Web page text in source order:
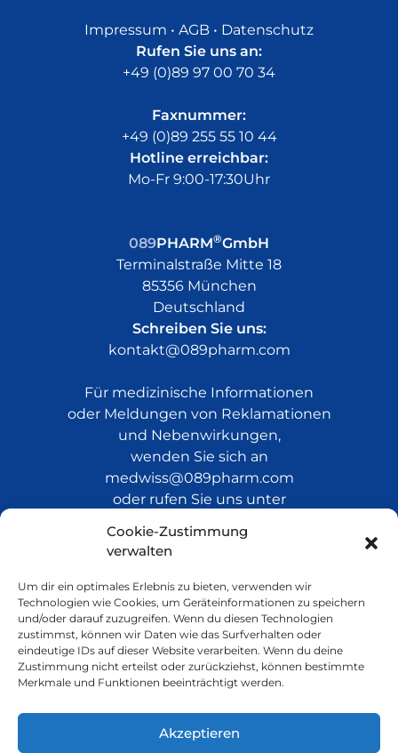
Cookie-Zustimmung
verwalten
Um dir ein optimales Erlebnis zu bieten, verwenden wir
Technologien wie Cookies, um Geräteinformationen zu speichern
und/oder darauf zuzugreifen. Wenn du diesen Technologien
zustimmst, können wir Daten wie das Surfverhalten oder
eindeutige IDs auf dieser Website verarbeiten. Wenn du deine
Zustimmung nicht erteilst oder zurückziehst, können bestimmte
Merkmale und Funktionen beeinträchtigt werden.
Akzeptieren
Impressum • AGB • Datenschutz
Rufen Sie uns an:
+49 (0)89 97 00 70 34
Faxnummer:
+49 (0)89 255 55 10 44
Hotline erreichbar:
Mo-Fr 9:00-17:30Uhr
089PHARM®GmbH
Terminalstraße Mitte 18
85356 München
Deutschland
Schreiben Sie uns:
kontakt@089pharm.com
Für medizinische Informationen
oder Meldungen von Reklamationen
und Nebenwirkungen,
wenden Sie sich an
medwiss@089pharm.com
oder rufen Sie uns unter
Informationen zum
Lagerwertverlust
Lagerwertverlustausgleich 15.07.2026